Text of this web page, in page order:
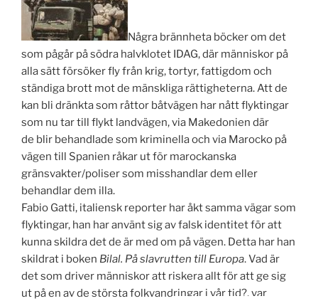
Några brännheta böcker om det
som pågår på södra halvklotet IDAG, där människor på
alla sätt försöker fly från krig, tortyr, fattigdom och
ständiga brott mot de mänskliga rättigheterna. Att de
kan bli dränkta som råttor båtvägen har nått flyktingar
som nu tar till flykt landvägen, via Makedonien där
de blir behandlade som kriminella och via Marocko på
vägen till Spanien råkar ut för marockanska
gränsvakter/poliser som misshandlar dem eller
behandlar dem illa.
Fabio Gatti, italiensk reporter har åkt samma vägar som
flyktingar, han har använt sig av falsk identitet för att
kunna skildra det de är med om på vägen. Detta har han
skildrat i boken Bilal. På slavrutten till Europa. Vad är
det som driver människor att riskera allt för att ge sig
ut på en av de största folkvandringar i vår tid?, var